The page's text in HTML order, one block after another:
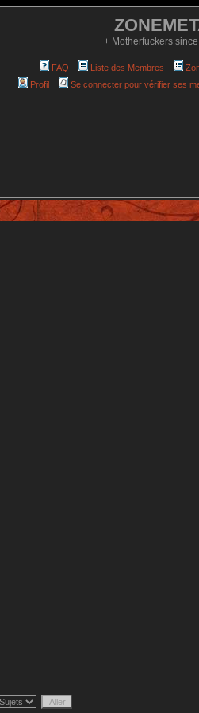
+ Motherfuckers
FAQ Liste des Membres
Profil
Se connecter pour vérifier ses